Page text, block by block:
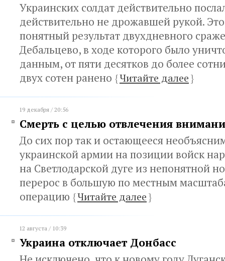
Украинских солдат действительно
действительно не дрожавшей рукой.
понятный результат двухдневного
Дебальцево, в ходе которого было
данным, от пяти десятков до более
двух сотен ранено {Читайте далее}
19 декабря / 20:56
Смерть с целью отвлечения
До сих пор так и остающееся
украинской армии на позиции войск
на Светлодарской дуге из непонятной
перерос в большую по местным
операцию {Читайте далее}
12 августа / 10:39
Украина отключает Донбасс